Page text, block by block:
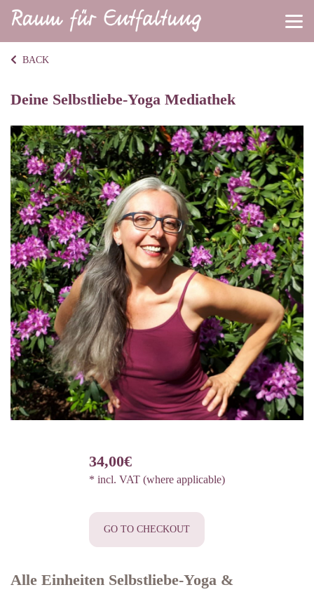
BACK
Deine Selbstliebe-Yoga Mediathek
34,00€
* incl. VAT (where applicable)
GO TO CHECKOUT
Alle Einheiten Selbstliebe-Yoga &